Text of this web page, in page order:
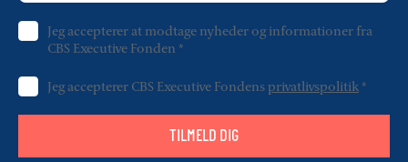
Jeg accepterer at modtage nyheder og informationer fra
CBS Executive Fonden *
Jeg accepterer CBS Executive Fondens privatlivspolitik *
TILMELD DIG